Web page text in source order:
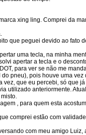
xing ling. Comprei da
que peguei devido ao
uma tecla, na minha
apertar a tecla e o
para ver se não me
pneu), pois houve uma
que eu percebi, só que
utilizado anteriormente.
, para quem esta
comprei estão com
com meu amigo